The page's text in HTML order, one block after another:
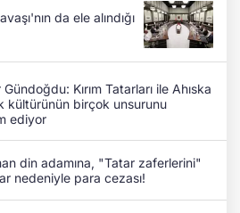
da ele alındığı
Kırım Tatarları ile Ahıska
kültürünün birçok unsurunu
ediyor
din adamına, "Tatar zaferlerini"
nedeniyle para cezası!